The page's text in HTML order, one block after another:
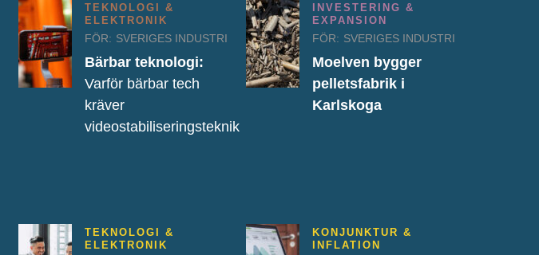
TEKNOLOGI &
ELEKTRONIK
FÖR: SVERIGES INDUSTRI
Bärbar teknologi:
Varför bärbar tech
kräver
videostabiliseringsteknik
INVESTERING &
EXPANSION
FÖR: SVERIGES INDUSTRI
Moelven bygger
pelletsfabrik i
Karlskoga
TEKNOLOGI &
ELEKTRONIK
KONJUNKTUR &
INFLATION